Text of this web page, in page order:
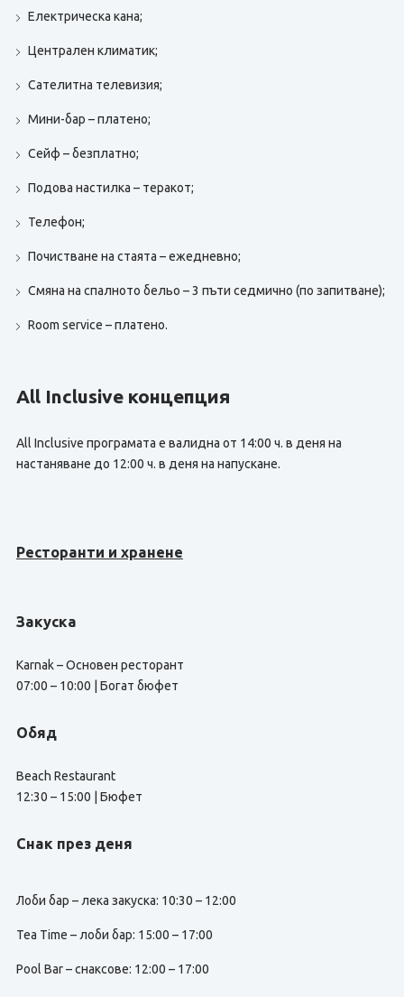
Електрическа кана;
Централен климатик;
Сателитна телевизия;
Мини-бар – платено;
Сейф – безплатно;
Подова настилка – теракот;
Телефон;
Почистване на стаята – ежедневно;
Смяна на спалното бельо – 3 пъти седмично (по запитване);
Room service – платено.
All Inclusive концепция
All Inclusive програмата е валидна от 14:00 ч. в деня на
настаняване до 12:00 ч. в деня на напускане.
Ресторанти и хранене
Закуска
Karnak – Основен ресторант
07:00 – 10:00 | Богат бюфет
Обяд
Beach Restaurant
12:30 – 15:00 | Бюфет
Снак през деня
Лоби бар – лека закуска: 10:30 – 12:00
Tea Time – лоби бар: 15:00 – 17:00
Pool Bar – снаксове: 12:00 – 17:00